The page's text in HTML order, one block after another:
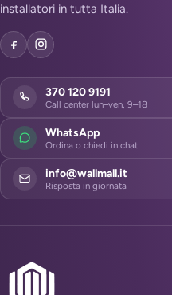
installatori in tutta Italia.
370 120 9191
Call center lun–ven, 9–18
WhatsApp
Ordina o chiedi in chat
info@wallmall.it
Risposta in giornata